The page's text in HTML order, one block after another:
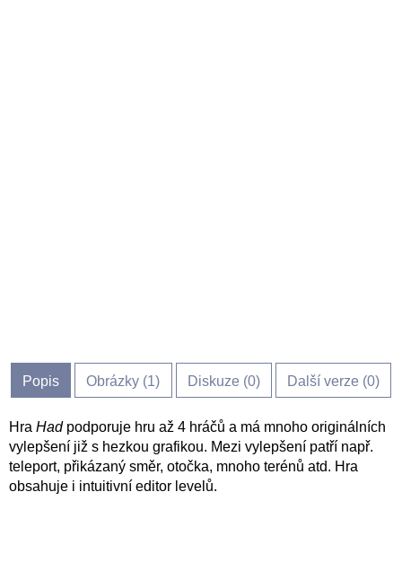
Popis Obrázky (1) Diskuze (0) Další verze (0)
Hra Hadpodporuje hru až 4 hráčů a má mnoho originálních
vylepšení již s hezkou grafikou. Mezi vylepšení patří např.
teleport, přikázaný směr, otočka, mnoho terénů atd. Hra
obsahuje i intuitivní editor levelů.